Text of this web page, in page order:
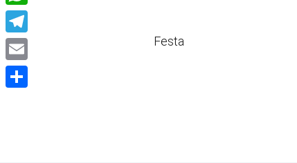
Festa
WhatsApp
Telegram
Email